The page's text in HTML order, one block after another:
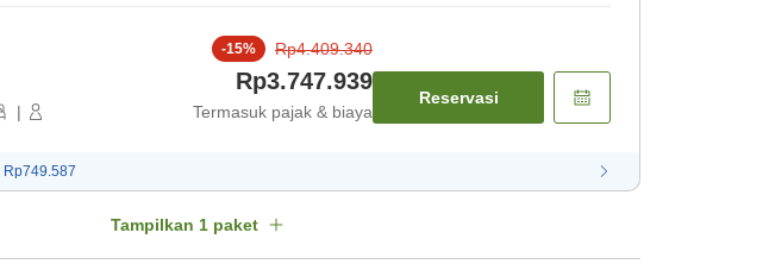
|
-15% Rp4.409.340
Rp3.747.939
Termasuk pajak & biaya
Reservasi
Rp749.587
Tampilkan 1 paket